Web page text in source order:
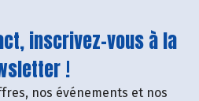
inscrivez-vous à la
!
nos événements et nos